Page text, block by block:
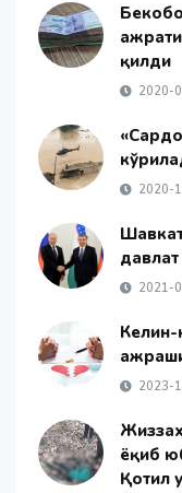
қилди
2020-
2020-
2021-
Келин-
2023-
ёқиб
Қотил